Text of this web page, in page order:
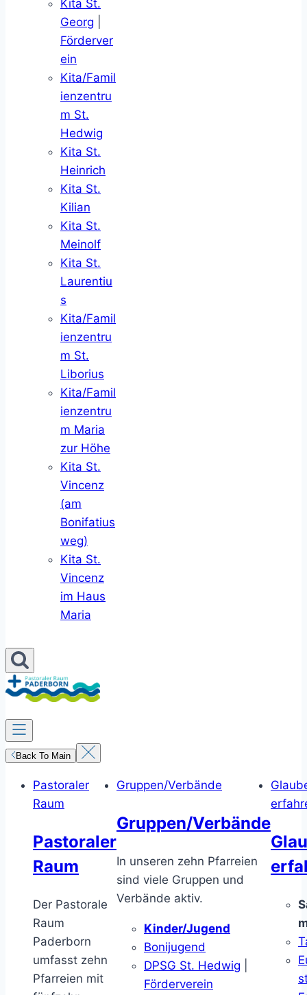
Kita St.
Georg
Förderver
ein
Kita/Famil
ienzentru
m St.
Hedwig
Kita St.
Heinrich
Kita St.
Kilian
Kita St.
Meinolf
Kita St.
Laurentiu
s
Kita/Famil
ienzentru
m St.
Liborius
Kita/Famil
ienzentru
m Maria
zur Höhe
Kita St.
Vincenz
(am
Bonifatius
weg)
Kita St.
Vincenz
im Haus
Maria
Back To Main
Pastoraler
Raum
Pastoraler
Raum
Der Pastorale
Raum
Paderborn
umfasst zehn
Pfarreien mit
Gruppen/Verbände
Gruppen/Verbände
In unseren zehn Pfarreien
sind viele Gruppen und
Verbände aktiv.
Kinder/Jugend
Bonijugend
DPSG St. Hedwig
Förderverein